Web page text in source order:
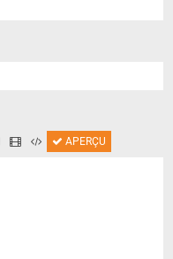
APERÇU